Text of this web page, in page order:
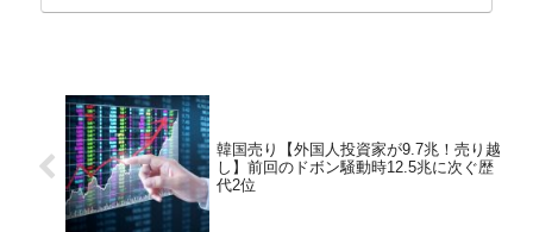
韓国売り【外国人投資家が9.7兆！売り越
し】前回のドボン騒動時12.5兆に次ぐ歴
代2位